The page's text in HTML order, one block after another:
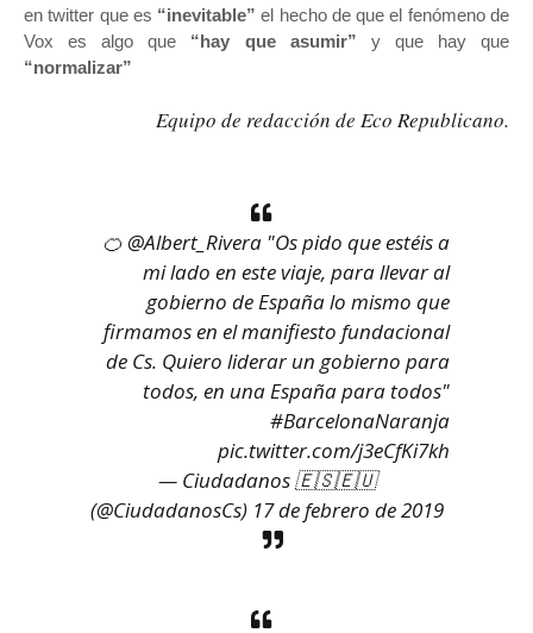
en twitter que es “inevitable” el hecho de que el fenómeno de
Vox es algo que “hay que asumir” y que hay que
“normalizar”
Equipo de redacción de Eco Republicano.
🍊 @Albert_Rivera "Os pido que estéis a
mi lado en este viaje, para llevar al
gobierno de España lo mismo que
firmamos en el manifiesto fundacional
de Cs. Quiero liderar un gobierno para
todos, en una España para todos"
#BarcelonaNaranja
pic.twitter.com/j3eCfKi7kh
— Ciudadanos 🇪🇸🇪🇺
(@CiudadanosCs) 17 de febrero de 2019